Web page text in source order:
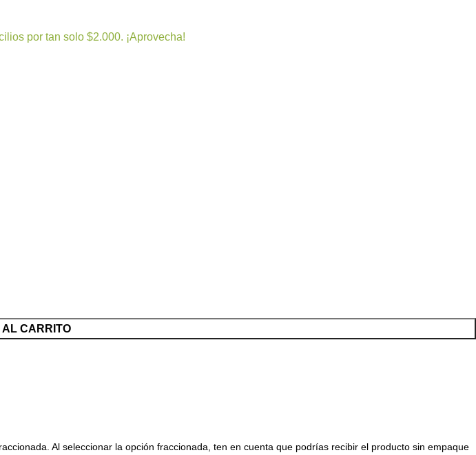
por tan solo $2.000. ¡Aprovecha!
CARRITO
Al seleccionar la opción fraccionada, ten en cuenta que podrías recibir el producto sin empaque